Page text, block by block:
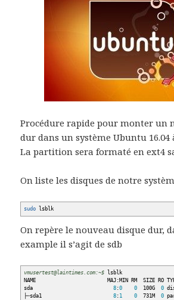
Procédure rapide pour monter un
dur dans un système Ubuntu 16.04
La partition sera formaté en ext4
On liste les disques de notre
sudo lsblk
On repère le nouveau disque dur,
example il s’agit de sdb
vmusertest@laintimes.com:~$
lsblk
NAME MAJ:MIN RM SIZE RO TYPE
sda8 :0 0 100G0
├─sda18 : 1 0 731M0